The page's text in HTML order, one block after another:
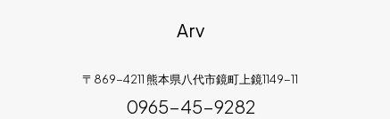
Arv
〒869-4211 熊本県八代市鏡町上鏡1149-11
0965-45-9282